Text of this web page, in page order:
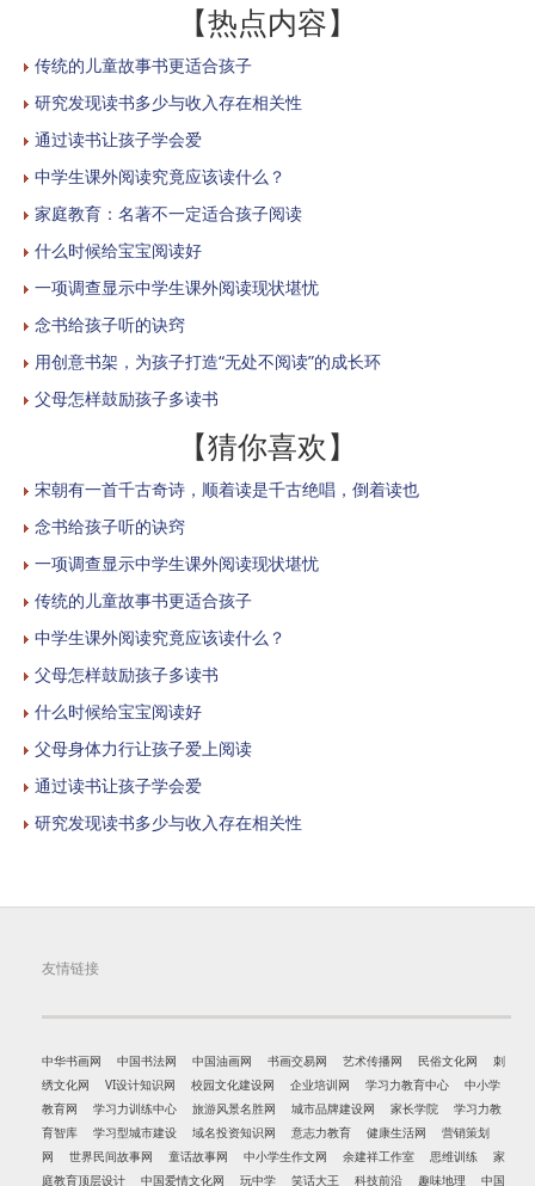
【热点内容】
传统的儿童故事书更适合孩子
研究发现读书多少与收入存在相关性
通过读书让孩子学会爱
中学生课外阅读究竟应该读什么？
家庭教育：名著不一定适合孩子阅读
什么时候给宝宝阅读好
一项调查显示中学生课外阅读现状堪忧
念书给孩子听的诀窍
用创意书架，为孩子打造“无处不阅读”的成长环
父母怎样鼓励孩子多读书
【猜你喜欢】
宋朝有一首千古奇诗，顺着读是千古绝唱，倒着读也
念书给孩子听的诀窍
一项调查显示中学生课外阅读现状堪忧
传统的儿童故事书更适合孩子
中学生课外阅读究竟应该读什么？
父母怎样鼓励孩子多读书
什么时候给宝宝阅读好
父母身体力行让孩子爱上阅读
通过读书让孩子学会爱
研究发现读书多少与收入存在相关性
友情链接
中华书画网 中国书法网 中国油画网 书画交易网 艺术传播网 民俗文化网
刺
绣文化网
VI设计知识网 校园文化建设网 企业培训网 学习力教育中心
中小学
教育网
学习力训练中心 旅游风景名胜网 城市品牌建设网 家长学院
学习力教
育智库
学习型城市建设 域名投资知识网 意志力教育 健康生活网
营销策划
网
世界民间故事网 童话故事网 中小学生作文网 余建祥工作室 思维训练
家
庭教育顶层设计
中国爱情文化网 玩中学 笑话大王 科技前沿 趣味地理 中国